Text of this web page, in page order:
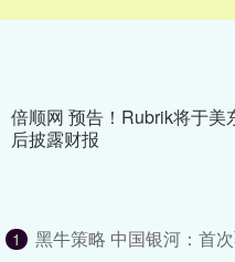
倍顺网 预告！Rubrik将于美
后披露财报
1 黑牛策略 中国银河：首